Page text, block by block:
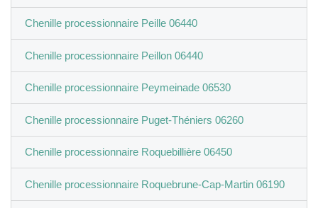
Chenille processionnaire Peille 06440
Chenille processionnaire Peillon 06440
Chenille processionnaire Peymeinade 06530
Chenille processionnaire Puget-Théniers 06260
Chenille processionnaire Roquebillière 06450
Chenille processionnaire Roquebrune-Cap-Martin 06190